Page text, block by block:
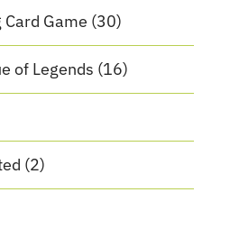
Game (30)
of Legends (16)
(2)